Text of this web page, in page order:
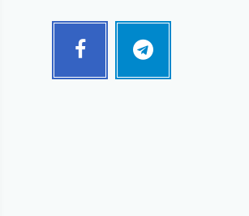
Facebook
Follow
Telegram
Follow